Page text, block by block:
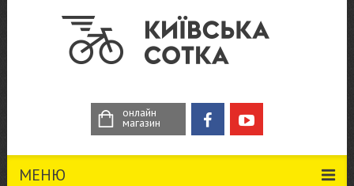
онлайн
магазин
МЕНЮ